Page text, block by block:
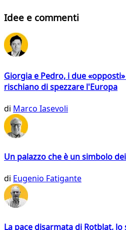
Idee e commenti
Giorgia e Pedro, i due
rischiano di spezzare l'Europa
di Marco Iasevoli
Un palazzo che è un simbolo
di Eugenio Fatigante
La pace disarmata di Rotblat,